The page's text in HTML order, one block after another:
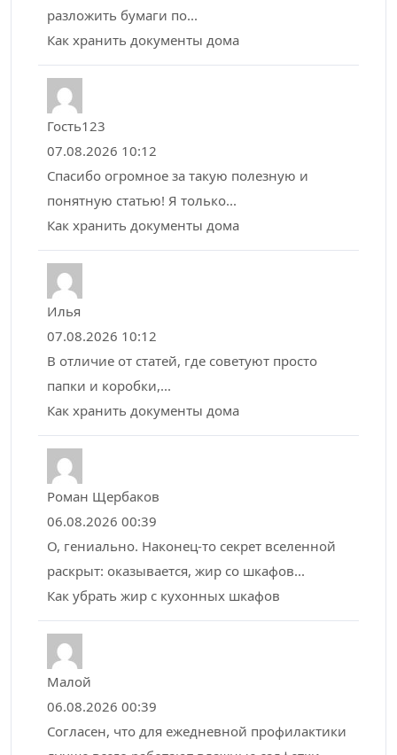
разложить бумаги по...
Как хранить документы дома
Гость123
07.08.2026 10:12
Спасибо огромное за такую полезную и
понятную статью! Я только...
Как хранить документы дома
Илья
07.08.2026 10:12
В отличие от статей, где советуют просто
папки и коробки,...
Как хранить документы дома
Роман Щербаков
06.08.2026 00:39
О, гениально. Наконец-то секрет вселенной
раскрыт: оказывается, жир со шкафов...
Как убрать жир с кухонных шкафов
Малой
06.08.2026 00:39
Согласен, что для ежедневной профилактики